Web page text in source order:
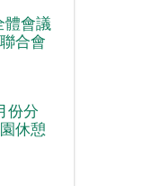
體會議
合會
份分
休憩